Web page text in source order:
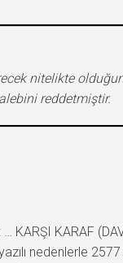
nitelikte
reddetmiştir.
KARŞI KARAF
nedenlerle 2577